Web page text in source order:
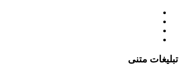
تبلیغات متنی